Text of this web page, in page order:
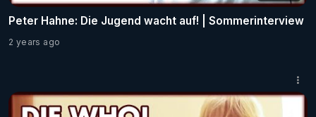
Peter Hahne: Die Jugend wacht auf! | Sommerinterview
2 years ago